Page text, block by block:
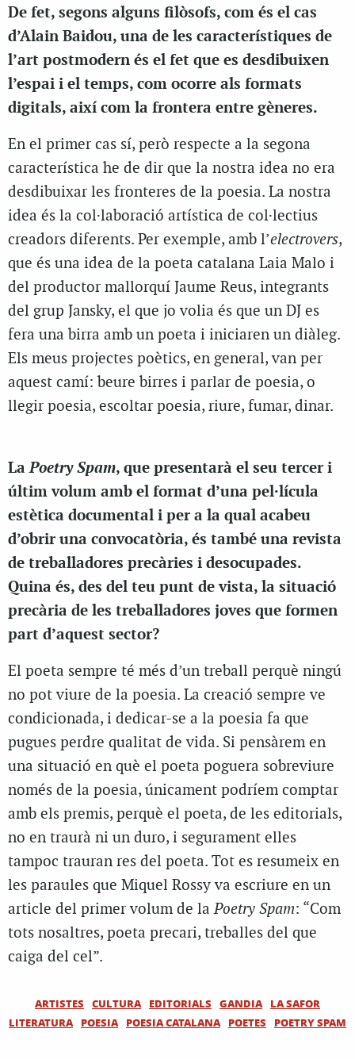
De fet, segons alguns filòsofs, com és el cas
d’Alain Baidou, una de les característiques de
l’art postmodern és el fet que es desdibuixen
l’espai i el temps, com ocorre als formats
digitals, així com la frontera entre gèneres.
En el primer cas sí, però respecte a la segona
característica he de dir que la nostra idea no era
desdibuixar les fronteres de la poesia. La nostra
idea és la col·laboració artística de col·lectius
creadors diferents. Per exemple, amb l’electrovers,
que és una idea de la poeta catalana Laia Malo i
del productor mallorquí Jaume Reus, integrants
del grup Jansky, el que jo volia és que un DJ es
fera una birra amb un poeta i iniciaren un diàleg.
Els meus projectes poètics, en general, van per
aquest camí: beure birres i parlar de poesia, o
llegir poesia, escoltar poesia, riure, fumar, dinar.
LaPoetry Spam, que presentarà el seu tercer i
últim volum amb el format d’una pel·lícula
estètica documental i per a la qual acabeu
d’obrir una convocatòria, és també una revista
de treballadores precàries i desocupades.
Quina és, des del teu punt de vista, la situació
precària de les treballadores joves que formen
part d’aquest sector?
El poeta sempre té més d’un treball perquè ningú
no pot viure de la poesia. La creació sempre ve
condicionada, i dedicar-se a la poesia fa que
pugues perdre qualitat de vida. Si pensàrem en
una situació en què el poeta poguera sobreviure
només de la poesia, únicament podríem comptar
amb els premis, perquè el poeta, de les editorials,
no en traurà ni un duro, i segurament elles
tampoc trauran res del poeta. Tot es resumeix en
les paraules que Miquel Rossy va escriure en un
article del primer volum de laPoetry Spam: “Com
tots nosaltres, poeta precari, treballes del que
caiga del cel”.
ARTISTES CULTURA EDITORIALS GANDIA
LA SAFOR
LITERATURA
POESIA POESIA CATALANA POETES POETRY SPAM